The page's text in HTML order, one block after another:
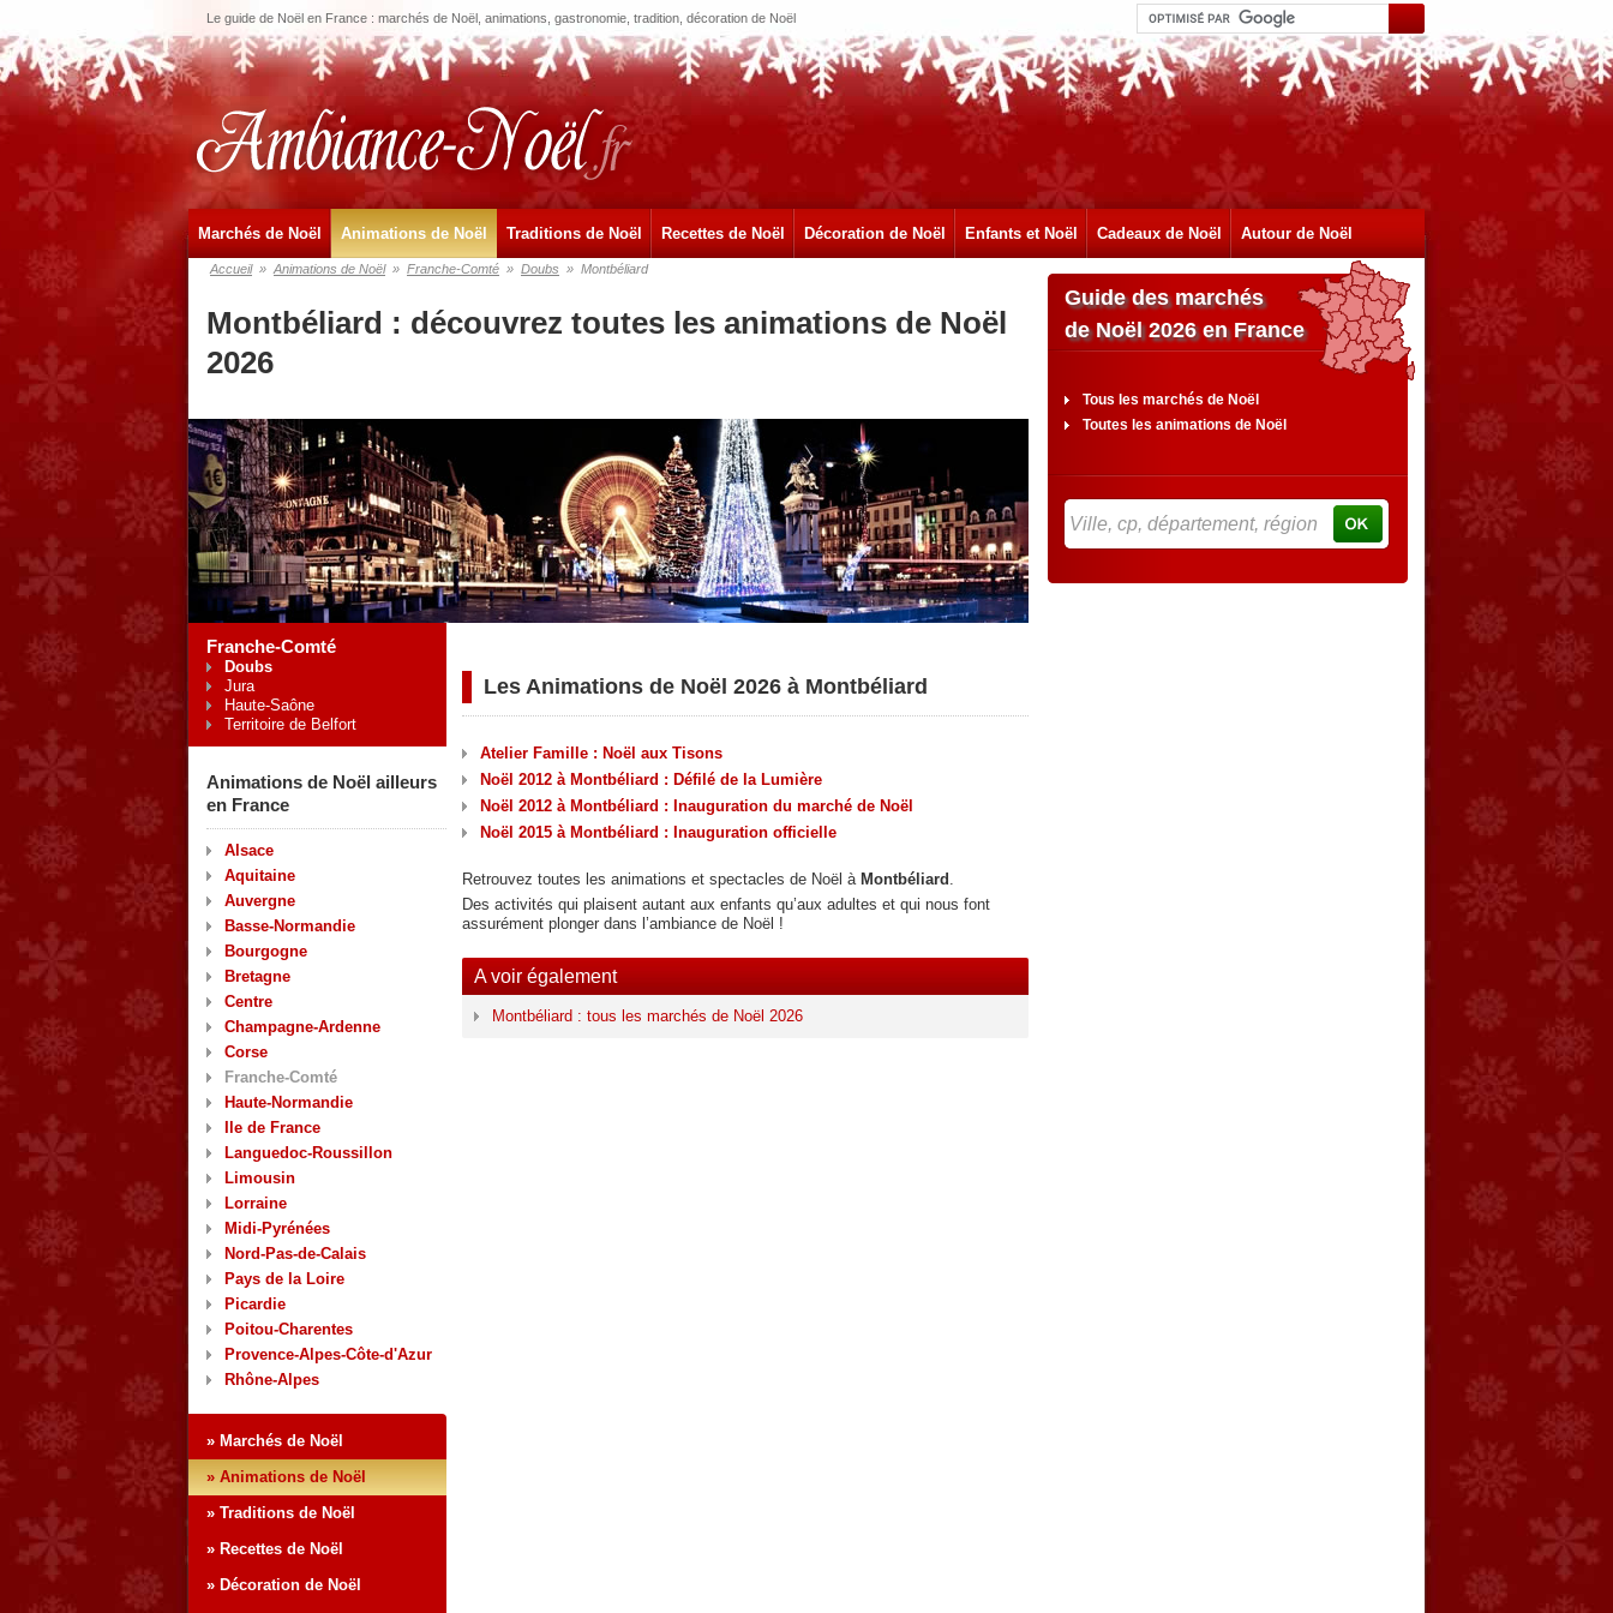
Le guide de Noël en France : marchés de Noël, animations, gastronomie, tradition, décoration de Noël
Marchés de Noël Animations de Noël Traditions de Noël Recettes de Noël Décoration de Noël Enfants et Noël Cadeaux de Noël Autour de Noël
Accueil » Animations de Noël » Franche-Comté » Doubs » Montbéliard
Montbéliard : découvrez toutes les animations de Noël
2026
Franche-Comté
Doubs
Jura
Haute-Saône
Territoire de Belfort
Animations de Noël ailleurs
en France
Alsace
Aquitaine
Auvergne
Basse-Normandie
Bourgogne
Bretagne
Centre
Champagne-Ardenne
Corse
Franche-Comté
Haute-Normandie
Ile de France
Languedoc-Roussillon
Limousin
Lorraine
Midi-Pyrénées
Nord-Pas-de-Calais
Pays de la Loire
Picardie
Poitou-Charentes
Provence-Alpes-Côte-d'Azur
Rhône-Alpes
» Marchés de Noël
» Animations de Noël
» Traditions de Noël
» Recettes de Noël
» Décoration de Noël
Les Animations de Noël 2026 à Montbéliard
Atelier Famille : Noël aux Tisons
Noël 2012 à Montbéliard : Défilé de la Lumière
Noël 2012 à Montbéliard : Inauguration du marché de Noël
Noël 2015 à Montbéliard : Inauguration officielle
Retrouvez toutes les animations et spectacles de Noël à Montbéliard .
Des activités qui plaisent autant aux enfants qu’aux adultes et qui nous font
assurément plonger dans l’ambiance de Noël !
A voir également
Montbéliard : tous les marchés de Noël 2026
Guide des marchés
de Noël 2026 en France
Tous les marchés de Noël
Toutes les animations de Noël